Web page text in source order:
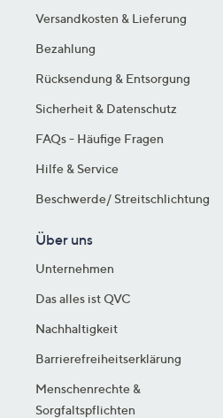
Versandkosten & Lieferung
Bezahlung
Rücksendung & Entsorgung
Sicherheit & Datenschutz
FAQs - Häufige Fragen
Hilfe & Service
Beschwerde/ Streitschlichtung
Über uns
Unternehmen
Das alles ist QVC
Nachhaltigkeit
Barrierefreiheitserklärung
Menschenrechte &
Sorgfaltspflichten